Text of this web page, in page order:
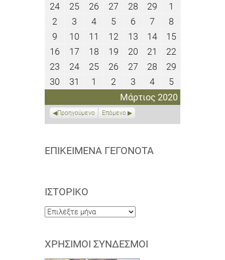
Μάρτιος 2020
2424
Φεβρουαρίου
2020
2525
Φεβρουαρίου
2020
26
Φεβρουαρίου
2020
27
Φεβρουαρίου
2020
2828
Φεβρουαρίου
2020
2929
Φεβρουαρίου
2020
1
Μαρτίου
2020
2
Μαρτίου
2020
3
Μαρτίου
2020
44
Μαρτίου
2020
55
Μαρτίου
2020
66
Μαρτίου
2020
77
Μαρτίου
2020
88
Μαρτίου
2020
9
Μαρτίου
2020
10
Μαρτίου
2020
11
Μαρτίου
2020
12
Μαρτίου
2020
1313
Μαρτίου
2020
1414
Μαρτίου
2020
1515
2020
16
Μαρτίου
2020
17
Μαρτίου
2020
18
Μαρτίου
2020
19
Μαρτίου
2020
2020
Μαρτίου
2020
21
Μαρτίου
2020
2222
23
Μαρτίου
2020
2424
Μαρτίου
2020
2525
Μαρτίου
2020
26
Μαρτίου
2020
2727
Μαρτίου
2020
2828
Μαρτίου
2020
2929
2020
30
Μαρτίου
31
Μαρτίου
1
Απριλίου
2
Απριλίου
2020
33
Απριλίου
2020
44
Απριλίου
2020
55
Απριλίου
2020
Προηγούμενο Επόμενο
ΕΠΙΚΕΊΜΕΝΑ ΓΕΓΟΝΌΤΑ
ΙΣΤΟΡΙΚΌ
Ιστορικό
ΧΡΉΣΙΜΟΙ ΣΎΝΔΕΣΜΟΙ